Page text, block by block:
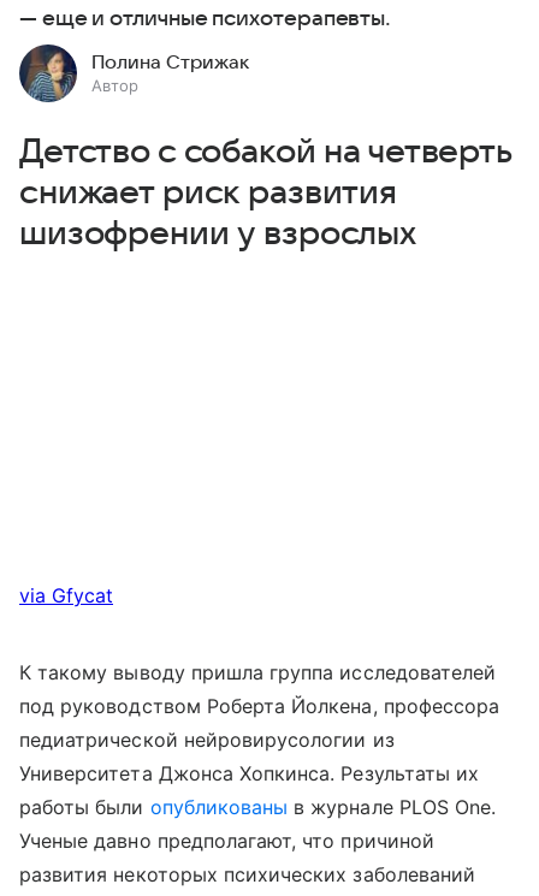
— еще и отличные психотерапевты.
Полина Стрижак
Автор
Детство с собакой на четверть
снижает риск развития
шизофрении у взрослых
via Gfycat
К такому выводу пришла группа исследователей
под руководством Роберта Йолкена, профессора
педиатрической нейровирусологии из
Университета Джонса Хопкинса. Результаты их
работы были опубликованы в журнале PLOS One.
Ученые давно предполагают, что причиной
развития некоторых психических заболеваний